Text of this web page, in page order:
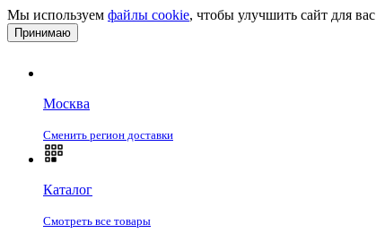
Мы используем файлы cookie, чтобы улучшить сайт для вас
Принимаю
Москва
Сменить регион доставки
Каталог
Смотреть все товары